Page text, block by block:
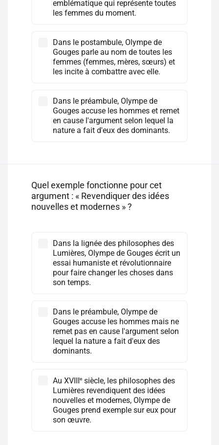
emblématique qui représente toutes
les femmes du moment.
Dans le postambule, Olympe de
Gouges parle au nom de toutes les
femmes (femmes, mères, sœurs) et
les incite à combattre avec elle.
Dans le préambule, Olympe de
Gouges accuse les hommes et remet
en cause l'argument selon lequel la
nature a fait d'eux des dominants.
Quel exemple fonctionne pour cet
argument : « Revendiquer des idées
nouvelles et modernes » ?
Dans la lignée des philosophes des
Lumières, Olympe de Gouges écrit un
essai humaniste et révolutionnaire
pour faire changer les choses dans
son temps.
Dans le préambule, Olympe de
Gouges accuse les hommes mais ne
remet pas en cause l'argument selon
lequel la nature a fait d'eux des
dominants.
Au XVIII e siècle, les philosophes des
Lumières revendiquent des idées
nouvelles et modernes, Olympe de
Gouges prend exemple sur eux pour
son œuvre.